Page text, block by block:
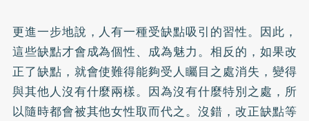
更進一步地說，人有一種受缺點吸引的習性。因此，
這些缺點才會成為個性、成為魅力。相反的，如果改
正了缺點，就會使難得能夠受人矚目之處消失，變得
與其他人沒有什麼兩樣。因為沒有什麼特別之處，所
以隨時都會被其他女性取而代之。沒錯，改正缺點等